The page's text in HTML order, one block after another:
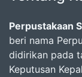
Perpustakaan
beri nama
didirikan pada
Keputusan